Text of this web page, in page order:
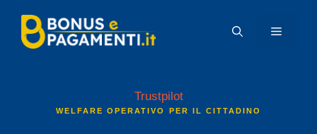
contenuto
MENU
Trustpilot
WELFARE OPERATIVO PER IL CITTADINO